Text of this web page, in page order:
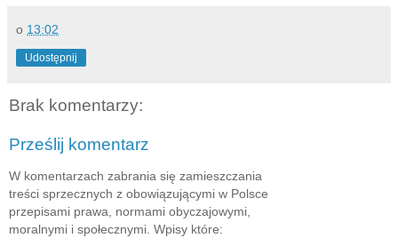
o 13:02
Udostępnij
Brak komentarzy:
Prześlij komentarz
W komentarzach zabrania się zamieszczania
treści sprzecznych z obowiązującymi w Polsce
przepisami prawa, normami obyczajowymi,
moralnymi i społecznymi. Wpisy które: